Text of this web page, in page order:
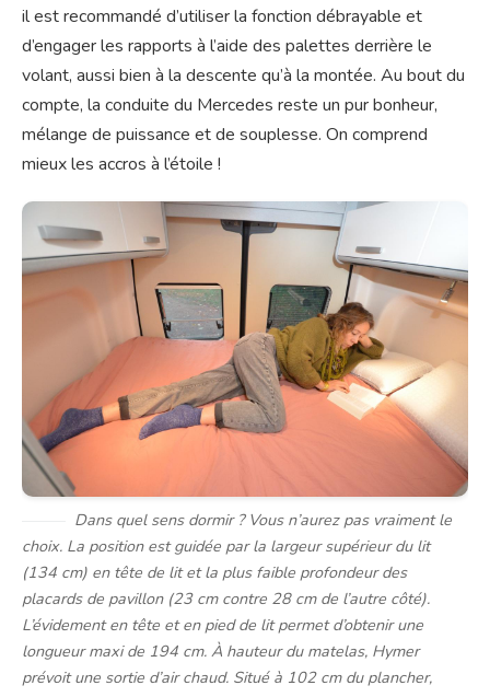
il est recommandé d’utiliser la fonction débrayable et
d’engager les rapports à l’aide des palettes derrière le
volant, aussi bien à la descente qu’à la montée. Au bout du
compte, la conduite du Mercedes reste un pur bonheur,
mélange de puissance et de souplesse. On comprend
mieux les accros à l’étoile !
Dans quel sens dormir ? Vous n’aurez pas vraiment le
choix. La position est guidée par la largeur supérieur du lit
(134 cm) en tête de lit et la plus faible profondeur des
placards de pavillon (23 cm contre 28 cm de l’autre côté).
L’évidement en tête et en pied de lit permet d’obtenir une
longueur maxi de 194 cm. À hauteur du matelas, Hymer
prévoit une sortie d’air chaud. Situé à 102 cm du plancher,